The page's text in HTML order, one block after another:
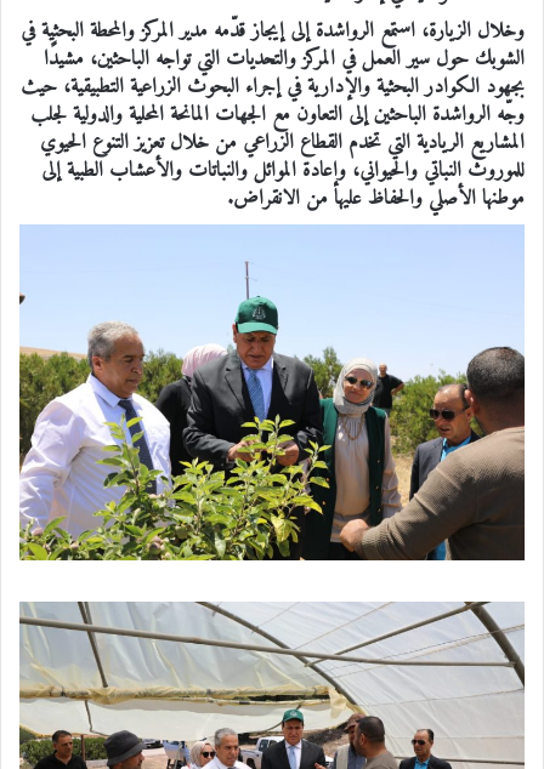
وخلال الزيارة، استمع الرواشدة إلى إيجاز قدّمه مدير المركز والمحطة البحثية في
الشوبك حول سير العمل في المركز والتحديات التي تواجه الباحثين، مشيدًا
بجهود الكوادر البحثية والإدارية في إجراء البحوث الزراعية التطبيقية، حيث
وجّه الرواشدة الباحثين إلى التعاون مع الجهات المانحة المحلية والدولية لجلب
المشاريع الريادية التي تخدم القطاع الزراعي من خلال تعزيز التنوع الحيوي
للموروث النباتي والحيواني، وإعادة الموائل والنباتات والأعشاب الطبية إلى
موطنها الأصلي والحفاظ عليها من الانقراض.